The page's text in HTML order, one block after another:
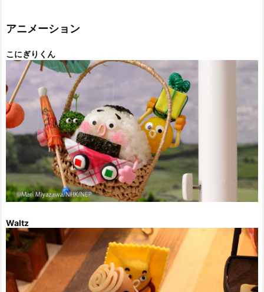
ー
アニメーション
こにぎりくん
Waltz